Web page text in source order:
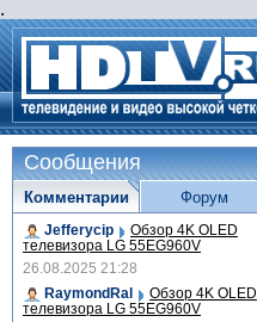
.
Сообщения
Комментарии
Jefferycip Обзор 4K OLED
телевизора LG 55EG960V
26.08.2025 21:28
RaymondRal
Обзор 4K OLED
телевизора LG 55EG960V
Форум